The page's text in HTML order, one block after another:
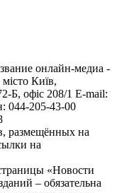
онлайн-медиа -
Київ,
офіс 208/1 E-mail:
044-205-43-00
размещённых на
на
«Новости
– обязательна